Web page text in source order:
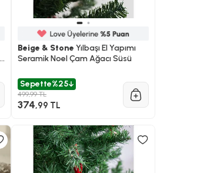
Beige & Stone Yılbaşı El Yapımı
Seramik Noel Çam Ağacı Süsü
Sepette%25
499,99 TL
374,99 TL